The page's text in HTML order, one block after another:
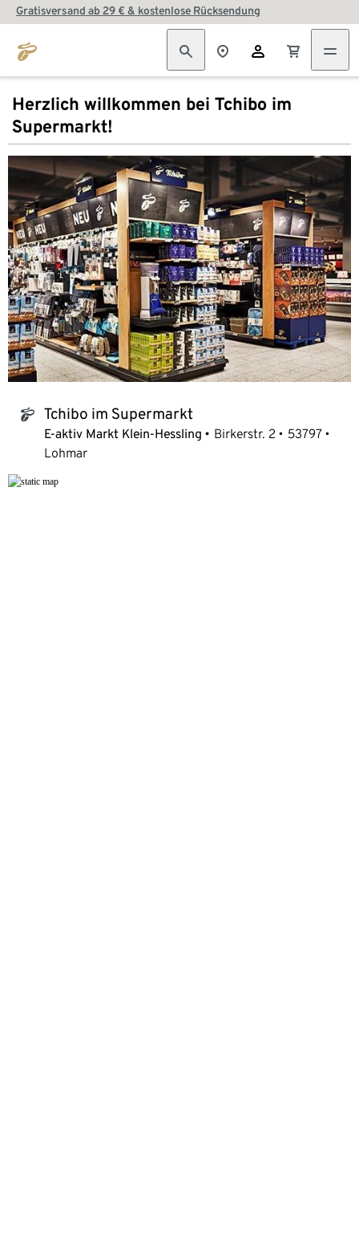
Gratisversand ab 29 € & kostenlose Rücksendung
Herzlich willkommen bei Tchibo im
Supermarkt!
tchibo_logo Tchibo im Supermarkt
E-aktiv Markt Klein-Hessling Birkerstr. 2
53797
Lohmar